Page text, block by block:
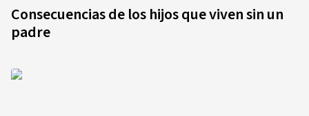
Consecuencias de los hijos que viven sin un
padre